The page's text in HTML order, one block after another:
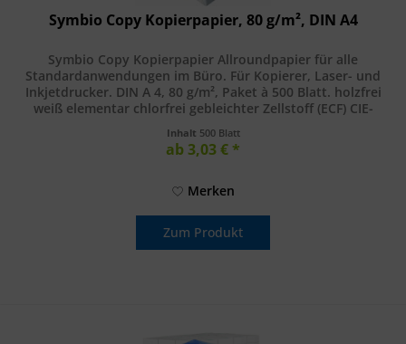
Symbio Copy Kopierpapier, 80 g/m², DIN A4
Symbio Copy Kopierpapier Allroundpapier für alle
Standardanwendungen im Büro. Für Kopierer, Laser- und
Inkjetdrucker. DIN A 4, 80 g/m², Paket à 500 Blatt. holzfrei
weiß elementar chlorfrei gebleichter Zellstoff (ECF) CIE-
Inhalt 500 Blatt
ab 3,03 € *
Merken
Zum Produkt